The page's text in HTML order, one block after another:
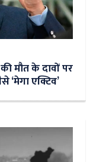
मौत के दावों पर
एक्टिव’